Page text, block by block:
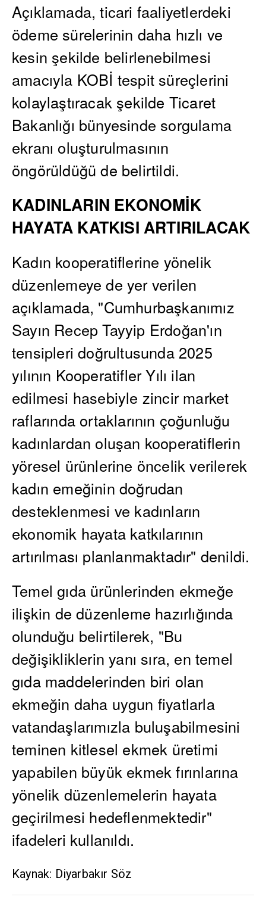
Açıklamada, ticari faaliyetlerdeki
ödeme sürelerinin daha hızlı ve
kesin şekilde belirlenebilmesi
amacıyla KOBİ tespit süreçlerini
kolaylaştıracak şekilde Ticaret
Bakanlığı bünyesinde sorgulama
ekranı oluşturulmasının
öngörüldüğü de belirtildi.
KADINLARIN EKONOMİK
HAYATA KATKISI ARTIRILACAK
Kadın kooperatiflerine yönelik
düzenlemeye de yer verilen
açıklamada, "Cumhurbaşkanımız
Sayın Recep Tayyip Erdoğan'ın
tensipleri doğrultusunda 2025
yılının Kooperatifler Yılı ilan
edilmesi hasebiyle zincir market
raflarında ortaklarının çoğunluğu
kadınlardan oluşan kooperatiflerin
yöresel ürünlerine öncelik verilerek
kadın emeğinin doğrudan
desteklenmesi ve kadınların
ekonomik hayata katkılarının
artırılması planlanmaktadır" denildi.
Temel gıda ürünlerinden ekmeğe
ilişkin de düzenleme hazırlığında
olunduğu belirtilerek, "Bu
değişikliklerin yanı sıra, en temel
gıda maddelerinden biri olan
ekmeğin daha uygun fiyatlarla
vatandaşlarımızla buluşabilmesini
teminen kitlesel ekmek üretimi
yapabilen büyük ekmek fırınlarına
yönelik düzenlemelerin hayata
geçirilmesi hedeflenmektedir"
ifadeleri kullanıldı.
Kaynak: Diyarbakır Söz